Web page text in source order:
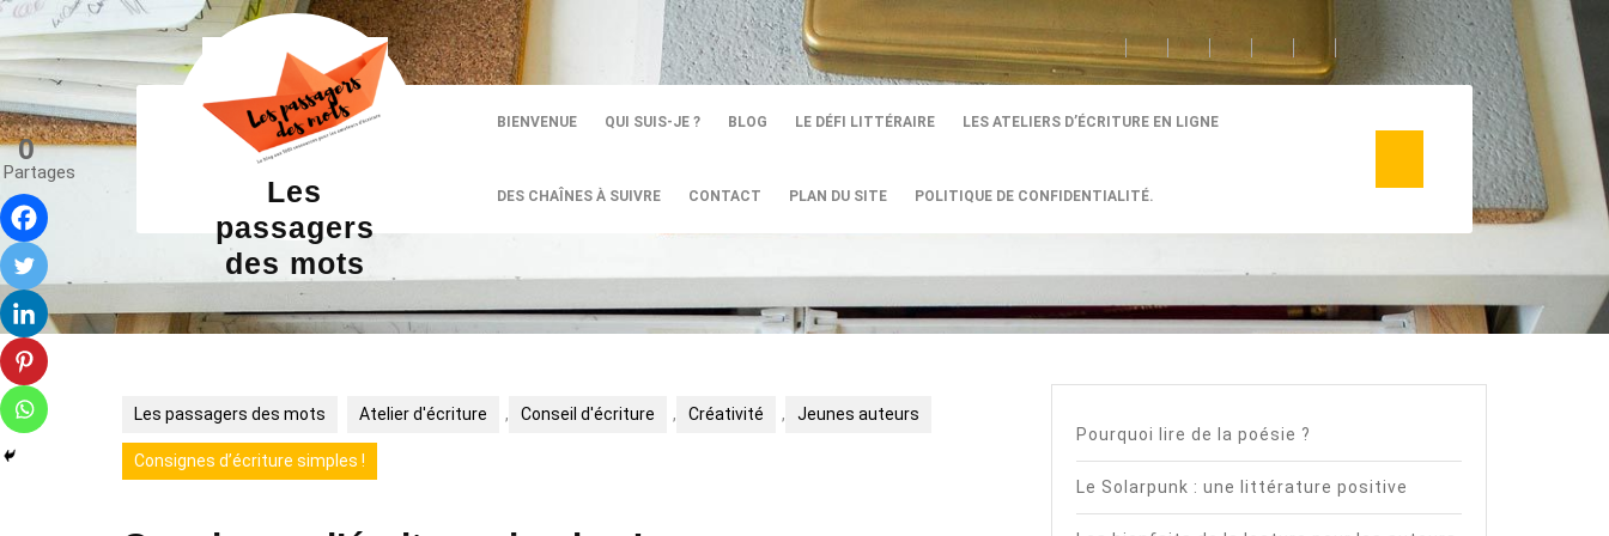
Skip
to
content
Les
passagers
des mots
BIENVENUE QUI SUIS-JE ? BLOG LE DÉFI LITTÉRAIRE LES ATELIERS D’ÉCRITURE EN LIGNE
DES CHAÎNES À SUIVRE CONTACT PLAN DU SITE POLITIQUE DE CONFIDENTIALITÉ.
Les passagers des mots Atelier d'écriture , Conseil d'écriture , Créativité , Jeunes auteurs
Consignes d’écriture simples !
0
Partages
Pourquoi lire de la poésie ?
Le Solarpunk : une littérature positive